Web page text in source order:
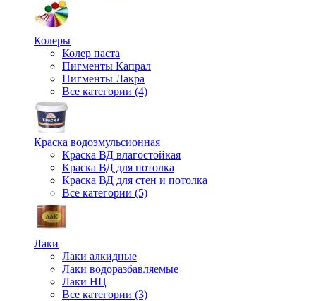
Колеры
Колер паста
Пигменты Капрал
Пигменты Лакра
Все категории (4)
Краска водоэмульсионная
Краска ВД влагостойкая
Краска ВД для потолка
Краска ВД для стен и потолка
Все категории (5)
Лаки
Лаки алкидные
Лаки водоразбавляемые
Лаки НЦ
Все категории (3)